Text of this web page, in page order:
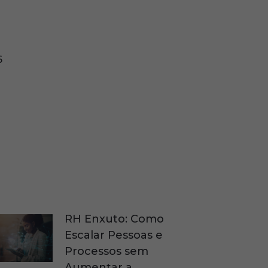
RH Enxuto: Como
Escalar Pessoas e
Processos sem